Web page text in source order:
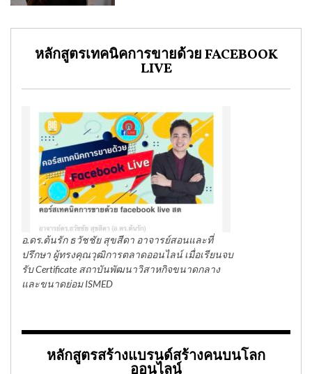
หลักสูตรเทคนิคการขายด้วย FACEBOOK
LIVE
อ.ดร.ต้นรัก ธวัชชัย สุขสีดา อาจารย์สอนและที่
ปรึกษา ผู้ทรงคุณวุฒิการตลาดออนไลน์ เมื่อเรียนจบ
รับ Certificate สถาบันพัฒนาวิสาหกิจขนาดกลาง
และขนาดย่อม ISMED
หลักสูตรสร้างแบรนด์สร้างคนบนโลก